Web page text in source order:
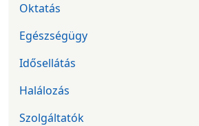
Oktatás
Egészségügy
Idősellátás
Halálozás
Szolgáltatók